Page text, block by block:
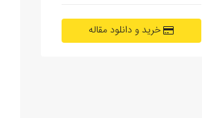
خرید و دانلود مقاله